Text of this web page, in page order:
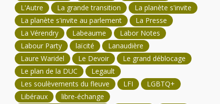
L'Autre La grande transition
La planète s'invite
La planète s'invite au parlement
La Presse
La Vérendry
Labeaume
Labor Notes
Labour Party
laïcité
Lanaudière
Laure Waridel
Le Devoir
Le grand déblocage
Le plan de la DUC
Legault
Les soulèvements du fleuve
LFI
LGBTQ+
Libéraux
libre-échange